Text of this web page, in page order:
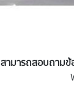
สามารถสอบถามข้